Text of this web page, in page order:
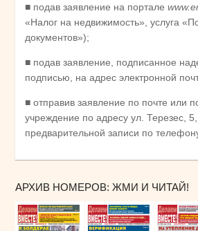
■ подав заявление на портале
«Налог на недвижимость», услуга
документов»);
■ подав заявление, подписанное
подписью, на адрес электронной
■ отправив заявление по почте или
учреждение по адресу ул. Терезес,
предварительной записи по
АРХИВ НОМЕРОВ: ЖМИ И ЧИТАЙ!